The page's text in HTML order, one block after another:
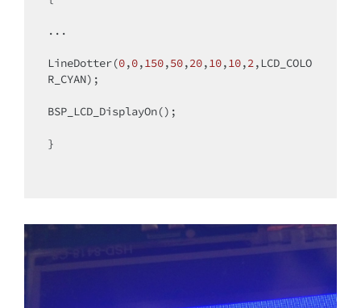
...
LineDotter(0,0,150,50,20,10,10,2,LCD_COLO
R_CYAN);
BSP_LCD_DisplayOn();
}